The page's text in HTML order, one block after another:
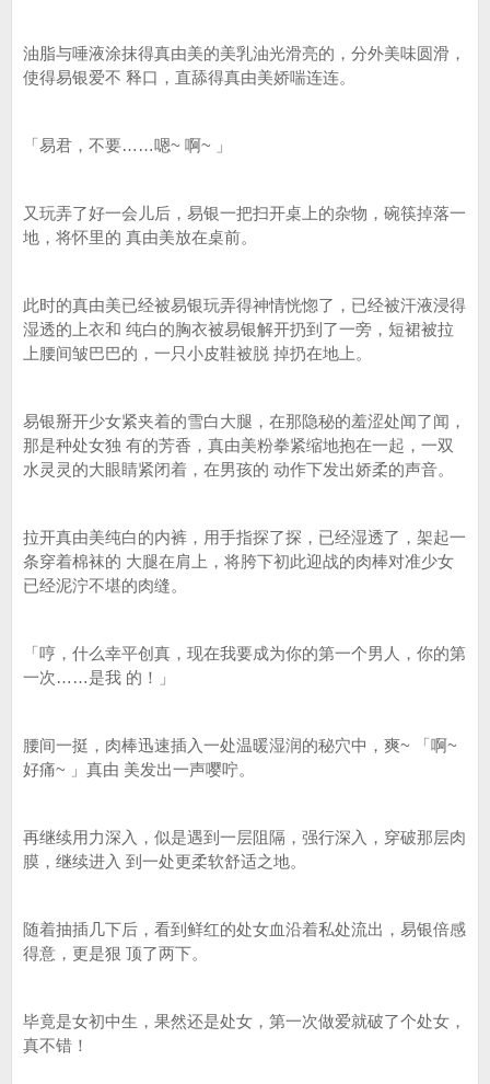
油脂与唾液涂抹得真由美的美乳油光滑亮的，分外美味圆滑，
使得易银爱不 释口，直舔得真由美娇喘连连。
「易君，不要……嗯~ 啊~ 」
又玩弄了好一会儿后，易银一把扫开桌上的杂物，碗筷掉落一
地，将怀里的 真由美放在桌前。
此时的真由美已经被易银玩弄得神情恍惚了，已经被汗液浸得
湿透的上衣和 纯白的胸衣被易银解开扔到了一旁，短裙被拉
上腰间皱巴巴的，一只小皮鞋被脱 掉扔在地上。
易银掰开少女紧夹着的雪白大腿，在那隐秘的羞涩处闻了闻，
那是种处女独 有的芳香，真由美粉拳紧缩地抱在一起，一双
水灵灵的大眼睛紧闭着，在男孩的 动作下发出娇柔的声音。
拉开真由美纯白的内裤，用手指探了探，已经湿透了，架起一
条穿着棉袜的 大腿在肩上，将胯下初此迎战的肉棒对准少女
已经泥泞不堪的肉缝。
「哼，什么幸平创真，现在我要成为你的第一个男人，你的第
一次……是我 的！」
腰间一挺，肉棒迅速插入一处温暖湿润的秘穴中，爽~ 「啊~
好痛~ 」真由 美发出一声嘤咛。
再继续用力深入，似是遇到一层阻隔，强行深入，穿破那层肉
膜，继续进入 到一处更柔软舒适之地。
随着抽插几下后，看到鲜红的处女血沿着私处流出，易银倍感
得意，更是狠 顶了两下。
毕竟是女初中生，果然还是处女，第一次做爱就破了个处女，
真不错！